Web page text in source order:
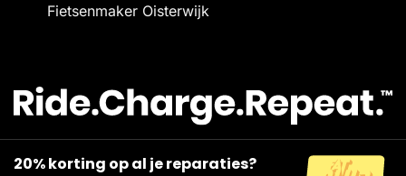
Fietsenmaker Oisterwijk
20% korting op al je reparaties?